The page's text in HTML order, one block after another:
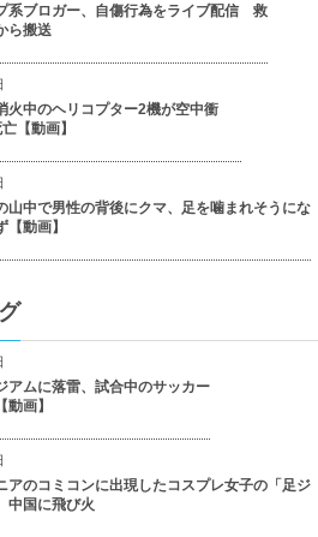
系ブロガー、自傷行為をライブ配信 救
ら搬送
火中のヘリコプター2機が空中衝
【動画】
山中で男性の背後にクマ、足を噛まれそうにな
【動画】
アムに落雷、試合中のサッカー
画】
アのコミコンに出現したコスプレ女子の「足ジ
中国に飛び火